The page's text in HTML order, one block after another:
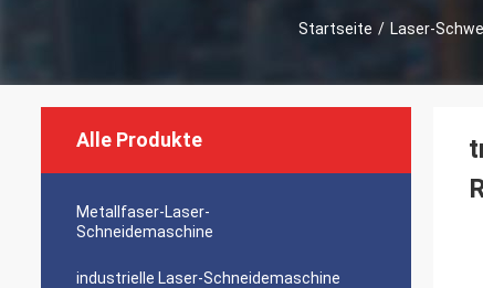
Startseite / Laser-
Alle Produkte
Metallfaser-Laser-
Schneidemaschine
industrielle Laser-Schneidemaschine